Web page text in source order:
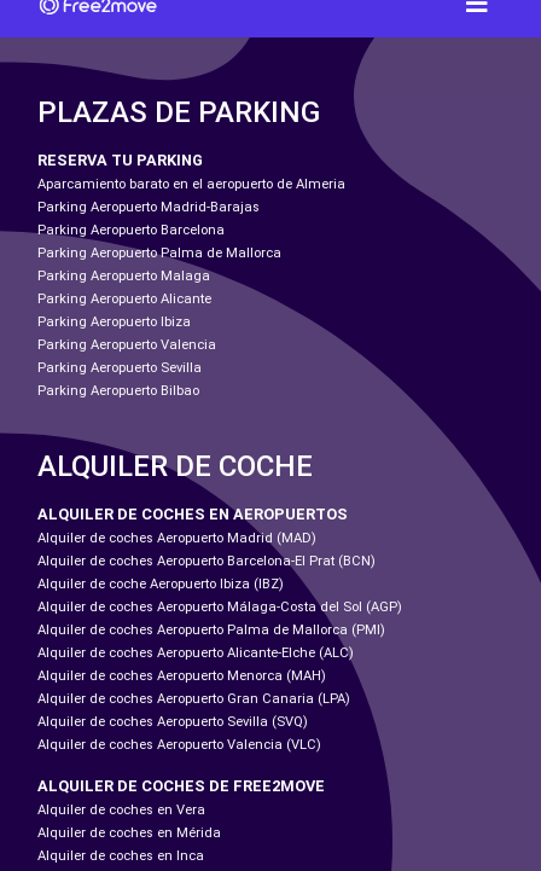
PLAZAS DE PARKING
RESERVA TU PARKING
Aparcamiento barato en el aeropuerto de Almeria
Parking Aeropuerto Madrid-Barajas
Parking Aeropuerto Barcelona
Parking Aeropuerto Palma de Mallorca
Parking Aeropuerto Malaga
Parking Aeropuerto Alicante
Parking Aeropuerto Ibiza
Parking Aeropuerto Valencia
Parking Aeropuerto Sevilla
Parking Aeropuerto Bilbao
ALQUILER DE COCHE
ALQUILER DE COCHES EN AEROPUERTOS
Alquiler de coches Aeropuerto Madrid (MAD)
Alquiler de coches Aeropuerto Barcelona-El Prat (BCN)
Alquiler de coche Aeropuerto Ibiza (IBZ)
Alquiler de coches Aeropuerto Málaga-Costa del Sol (AGP)
Alquiler de coches Aeropuerto Palma de Mallorca (PMI)
Alquiler de coches Aeropuerto Alicante-Elche (ALC)
Alquiler de coches Aeropuerto Menorca (MAH)
Alquiler de coches Aeropuerto Gran Canaria (LPA)
Alquiler de coches Aeropuerto Sevilla (SVQ)
Alquiler de coches Aeropuerto Valencia (VLC)
ALQUILER DE COCHES DE FREE2MOVE
Alquiler de coches en Vera
Alquiler de coches en Mérida
Alquiler de coches en Inca